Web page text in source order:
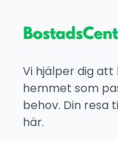
Vi hjälper dig
hemmet som
behov. Din
här.